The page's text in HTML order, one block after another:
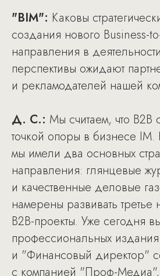
"BIM": Каковы
создания нового Business-
направления в
перспективы ожидают
и рекламодателей нашей
Д. С.: Мы считаем, что B2B
точкой опоры в бизнесе IM.
мы имели два основных
направления: глянцевые
и качественные деловые
намерены развивать
B2B-проекты. Уже сегодня
профессиональных
и "Финансовый директор"
с компанией "Проф-